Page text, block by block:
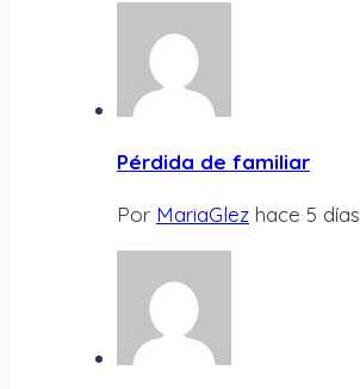
Pérdida de familiar
Por MariaGlez hace 5 días